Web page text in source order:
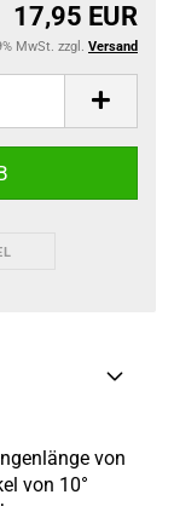
17,95 EUR
MwSt. zzgl. Versand
von
von 10°